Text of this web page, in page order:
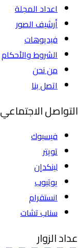
اعداد المجلة
أرشيف الصور
فيديوهات
الشروط والأحكام
من نحن
اتصل بنا
التواصل الاجتماعي
فيسبوك
تويتر
لينكدإن
يوتيوب
انستقرام
سناب تشات
عداد الزوار